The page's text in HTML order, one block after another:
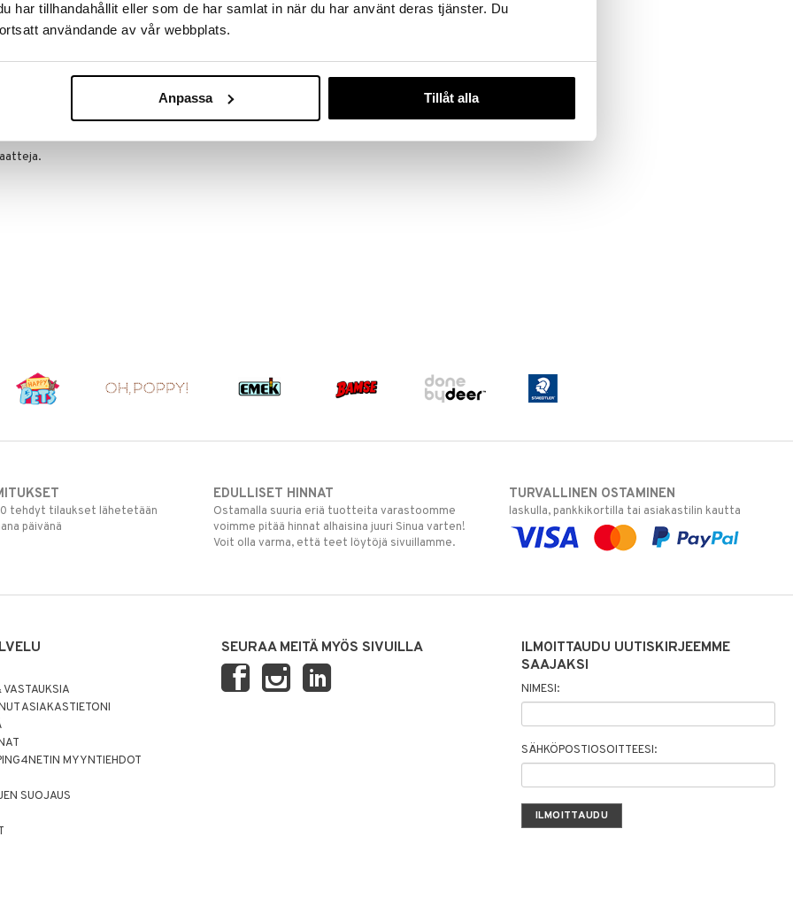
har tillhandahållit eller som de har samlat in när du har använt deras tjänster. Du
användande av vår webbplats.
Anpassa Tillåt alla
Rylee. Helistin tarjoa monia eri puru- ja
rapisevat ja niissä on erilaisia pintoja ja
joustavan muovirenkaan avulla.
lapsen aistien ja motoristen taitojen ja
tehdyt tilaukset lähetetään
päivänä
EDULLISET HINNAT
Ostamalla suuria eriä tuotteita varastoomme
voimme pitää hinnat alhaisina juuri Sinua varten!
Voit olla varma, että teet löytöjä sivuillamme.
TURVALLINEN OSTAMINEN
laskulla, pankkikortilla tai asiakastilin kautta
ASIAKASTIETONI
MYYNTIEHDOT
SUOJAUS
SEURAA MEITÄ MYÖS SIVUILLA
ILMOITTAUDU UUTISKIRJEEMME
SAAJAKSI
NIMESI:
SÄHKÖPOSTIOSOITTEESI: